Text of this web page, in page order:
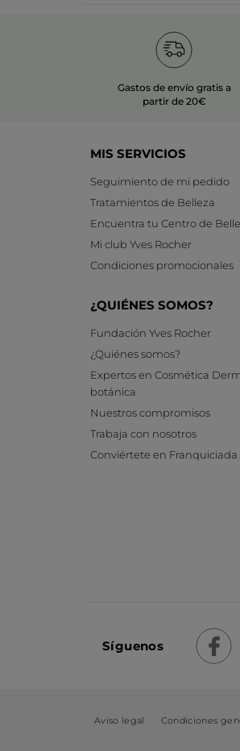
Gastos de envío gratis a
partir de 20€
MIS SERVICIOS
Seguimiento de mi pedido
Tratamientos de Belleza
Encuentra tu Centro de
Mi club Yves Rocher
Condiciones promocionales
¿QUIÉNES SOMOS?
Fundación Yves Rocher
¿Quiénes somos?
Expertos en Cosmética
botánica
Nuestros compromisos
Trabaja con nosotros
Conviértete en Franquiciada
Síguenos
Aviso legal Condiciones